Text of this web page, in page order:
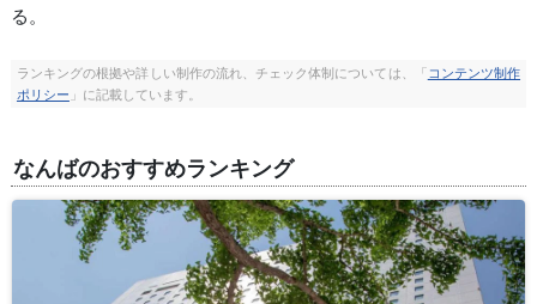
る。
ランキングの根拠や詳しい制作の流れ、チェック体制については、「 コンテンツ制作
ポリシー 」に記載しています。
なんばのおすすめランキング